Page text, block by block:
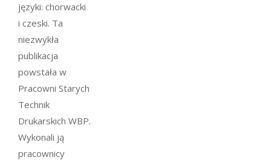
języki: chorwacki
i czeski. Ta
niezwykła
publikacja
powstała w
Pracowni Starych
Technik
Drukarskich WBP.
Wykonali ją
pracownicy